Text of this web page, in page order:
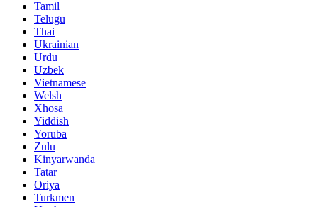
Tamil
Telugu
Thai
Ukrainian
Urdu
Uzbek
Vietnamese
Welsh
Xhosa
Yiddish
Yoruba
Zulu
Kinyarwanda
Tatar
Oriya
Turkmen